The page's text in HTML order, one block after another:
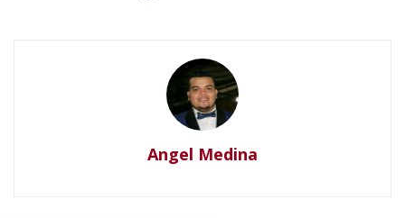
Angel Medina